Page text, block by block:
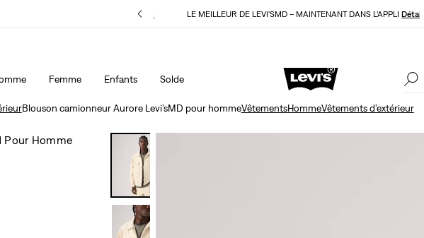
Détails LE MEILLEUR DE LEVI'SMD – MAINTENANT DANS L’APPLIDétails
Femme Enfants Solde
15 % DE RABAIS SUR VOTRE PREMIÈRE COMMANDE
Blouson camionneur Aurore Levi’sMD pour hommeVêtementsHommeVêtements d'extérieur
Pour Homme